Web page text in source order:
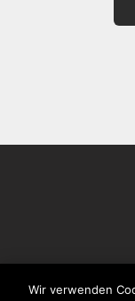
Wir verwenden